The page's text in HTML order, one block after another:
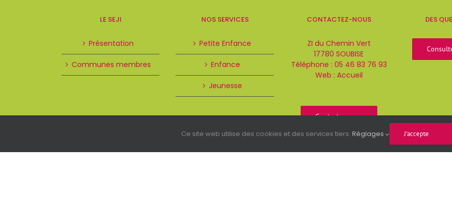
LE SEJI
Présentation
Communes membres
NOS SERVICES
Petite Enfance
Enfance
Jeunesse
CONTACTEZ-NOUS
ZI du Chemin Vert
17780 SOUBISE
Téléphone : 05 46 83 76 93
Web : Accueil
Contactez-nous
DES
Ce site web utilise des cookies et des services tiers. Réglages J'accepte